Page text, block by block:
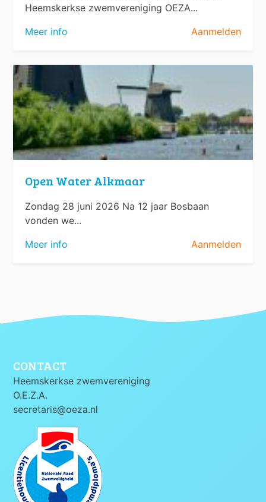
Heemskerkse zwemvereniging OEZA...
Meer info
Aanmelden
Open Water Alkmaar
Zondag 28 juni 2026 Na 12 jaar Bosbaan
vonden we...
Meer info
Aanmelden
CONTACT
Heemskerkse zwemvereniging
O.E.Z.A.
secretaris@oeza.nl